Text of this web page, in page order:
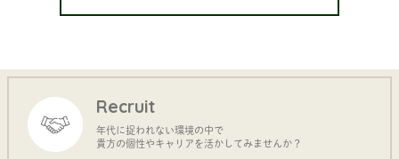
Recruit
年代に捉われない環境の中で
貴方の個性やキャリアを活かしてみませんか？